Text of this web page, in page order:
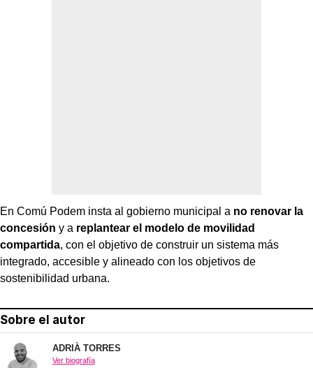
En Comú Podem insta al gobierno municipal a no renovar la
concesión y a replantear el modelo de movilidad
compartida, con el objetivo de construir un sistema más
integrado, accesible y alineado con los objetivos de
sostenibilidad urbana.
Sobre el autor
ADRIÀ TORRES
Ver biografía